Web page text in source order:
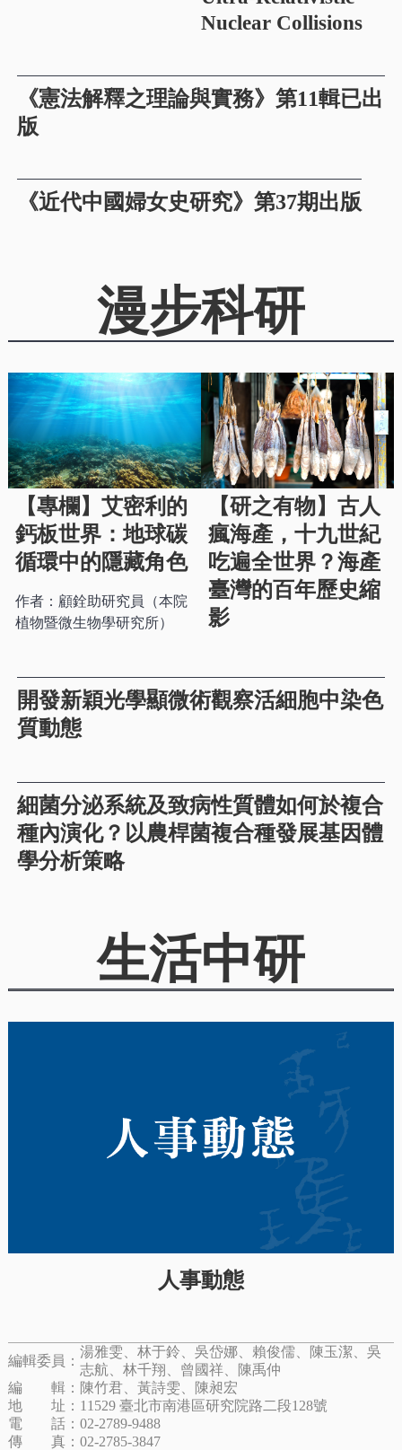
Nuclear Collisions
《憲法解釋之理論與實務》第11輯已出
版
《近代中國婦女史研究》第37期出版
漫步科研
【專欄】艾密利的
鈣板世界：地球碳
循環中的隱藏角色
作者：顧銓助研究員（本院
植物暨微生物學研究所）
【研之有物】古人
瘋海產，十九世紀
吃遍全世界？海產
臺灣的百年歷史縮
影
開發新穎光學顯微術觀察活細胞中染色
質動態
細菌分泌系統及致病性質體如何於複合
種內演化？以農桿菌複合種發展基因體
學分析策略
生活中研
人事動態
編輯委員：
湯雅雯、林于鈴、吳岱娜、賴俊儒、陳玉潔、吳
志航、林千翔、曾國祥、陳禹仲
編 輯： 陳竹君、黃詩雯、陳昶宏
地 址： 11529 臺北市南港區研究院路二段128號
電 話： 02-2789-9488
傳 真： 02-2785-3847